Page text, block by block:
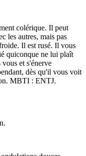
colérique. Il peut
les autres, mais pas
Il est rusé. Il vous
quiconque ne lui plaît
et s'énerve
dès qu'il vous voit
MBTI : ENTJ.